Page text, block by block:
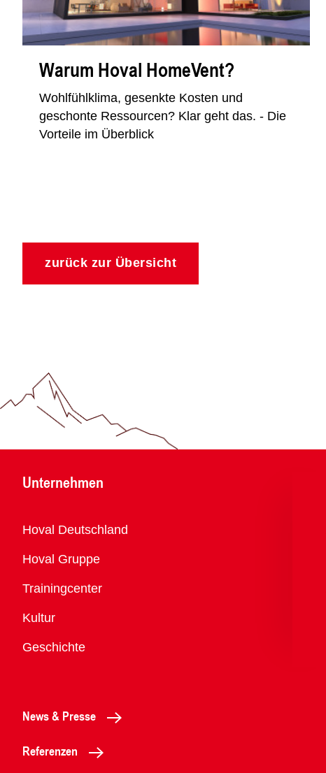
Warum Hoval HomeVent?
Wohlfühlklima, gesenkte Kosten und
geschonte Ressourcen? Klar geht das. - Die
Vorteile im Überblick
zurück zur Übersicht
Unternehmen
Übersicht
Hoval Deutschland
Hoval Gruppe
Trainingcenter
Kultur
Geschichte
News & Presse
Referenzen